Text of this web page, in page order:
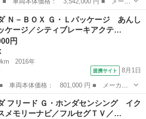
名： ステップワゴン ■ グレード名：
グＴＶ バックカメラ レーダークルーズ
ップワゴン
Ｎ－ＢＯＸ Ｇ・Ｌパッケージ あんし
ケージ／シティブレーキアクテ…
円
2016年
提携サイト 8月1日
Ｎ－ＢＯＸ ■ グレード名： Ｇ・Ｌパ
ージ／シティブレーキアクティブシステム
BOX
フリード Ｇ・ホンダセンシング イク
メモリーナビ／フルセグＴＶ／…